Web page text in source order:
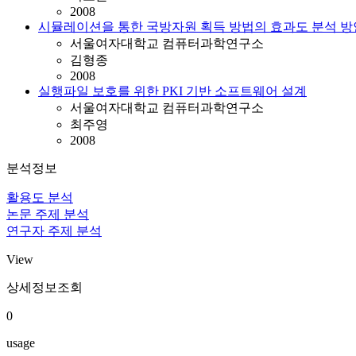
2008
시뮬레이션을 통한 국방자원 획득 방법의 효과도 분석 방
서울여자대학교 컴퓨터과학연구소
김형종
2008
실행파일 보호를 위한 PKI 기반 소프트웨어 설계
서울여자대학교 컴퓨터과학연구소
최주영
2008
분석정보
활용도 분석
논문 주제 분석
연구자 주제 분석
View
상세정보조회
0
usage